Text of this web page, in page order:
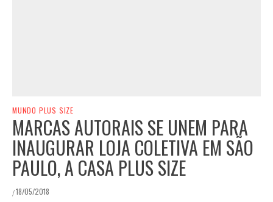
MUNDO PLUS SIZE
MARCAS AUTORAIS SE UNEM PARA
INAUGURAR LOJA COLETIVA EM SÃO
PAULO, A CASA PLUS SIZE
/18/05/2018